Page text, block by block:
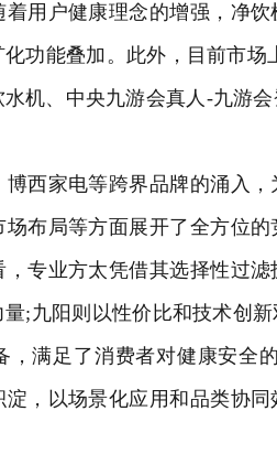
用户健康理念的增强，净
功能叠加。此外，目前市
机、中央九游会真人-九游
家电等跨界品牌的涌入，
布局等方面展开了全方位
专业方太凭借其选择性过
;九阳则以性价比和技术创
，满足了消费者对健康安全
，以场景化应用和品类协